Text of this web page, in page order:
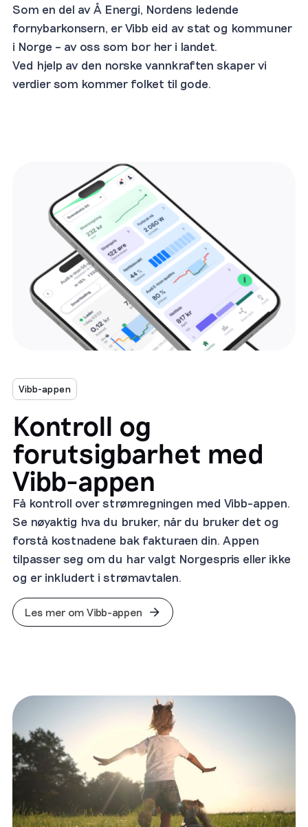
Som en del av Å Energi, Nordens ledende
fornybarkonsern, er Vibb eid av stat og kommuner
i Norge – av oss som bor her i landet.
Ved hjelp av den norske vannkraften skaper vi
verdier som kommer folket til gode.
Vibb-appen
Kontroll og
forutsigbarhet med
Vibb-appen
Få kontroll over strømregningen med Vibb-appen.
Se nøyaktig hva du bruker, når du bruker det og
forstå kostnadene bak fakturaen din. Appen
tilpasser seg om du har valgt Norgespris eller ikke
og er inkludert i strømavtalen.
Les mer om Vibb-appen